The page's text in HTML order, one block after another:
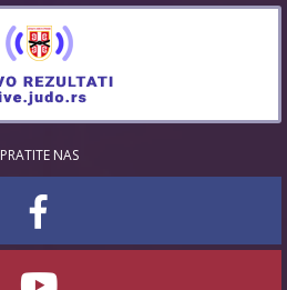
PRATITE NAS